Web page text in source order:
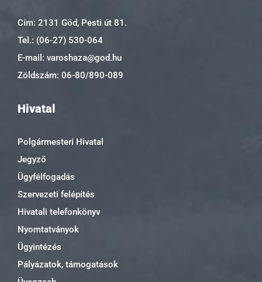
Cím: 2131 Göd, Pesti út 81.
Tel.: (06-27) 530-064
E-mail: varoshaza@god.hu
Zöldszám: 06-80/890-089
Hivatal
Polgármesteri Hivatal
Jegyző
Ügyfélfogadás
Szervezeti felépítés
Hivatali telefonkönyv
Nyomtatványok
Ügyintézés
Pályázatok, támogatások